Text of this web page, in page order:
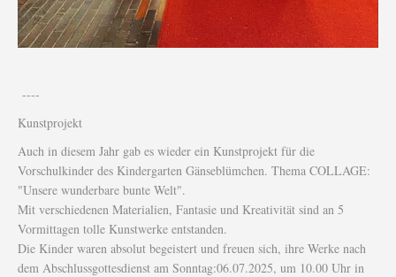
----
Kunstprojekt
Auch in diesem Jahr gab es wieder ein Kunstprojekt für die
Vorschulkinder des Kindergarten Gänseblümchen. Thema COLLAGE:
"Unsere wunderbare bunte Welt".
Mit verschiedenen Materialien, Fantasie und Kreativität sind an 5
Vormittagen tolle Kunstwerke entstanden.
Die Kinder waren absolut begeistert und freuen sich, ihre Werke nach
dem Abschlussgottesdienst am Sonntag:06.07.2025, um 10.00 Uhr in